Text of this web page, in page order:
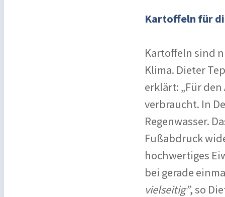
Kartoffeln für
Kartoffeln sind
Klima. Dieter
erklärt: „Für
verbraucht. In
Regenwasser.
Fußabdruck
hochwertiges
bei gerade
vielseitig”, so